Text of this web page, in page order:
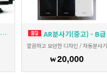
AR분사기(중고) - B급
깔끔하고 모던한 디자인 / 자동분사기
₩20,000